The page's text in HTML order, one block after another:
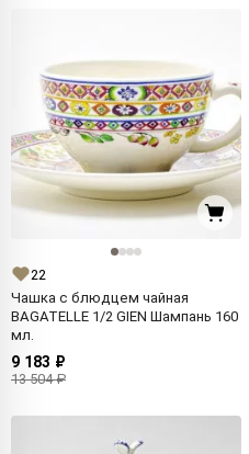
22
Чашка с блюдцем чайная
BAGATELLE 1/2 GIEN Шампань 160
мл.
9 183 ₽
13 504 ₽